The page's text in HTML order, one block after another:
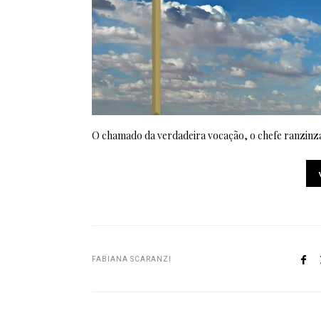
O chamado da verdadeira vocação, o chefe
FABIANA SCARANZI